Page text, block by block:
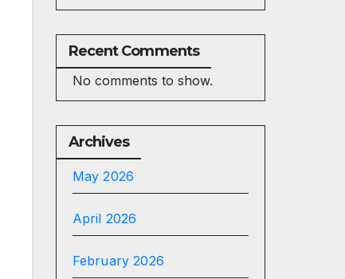
Recent Comments
No comments to show.
Archives
May 2026
April 2026
February 2026